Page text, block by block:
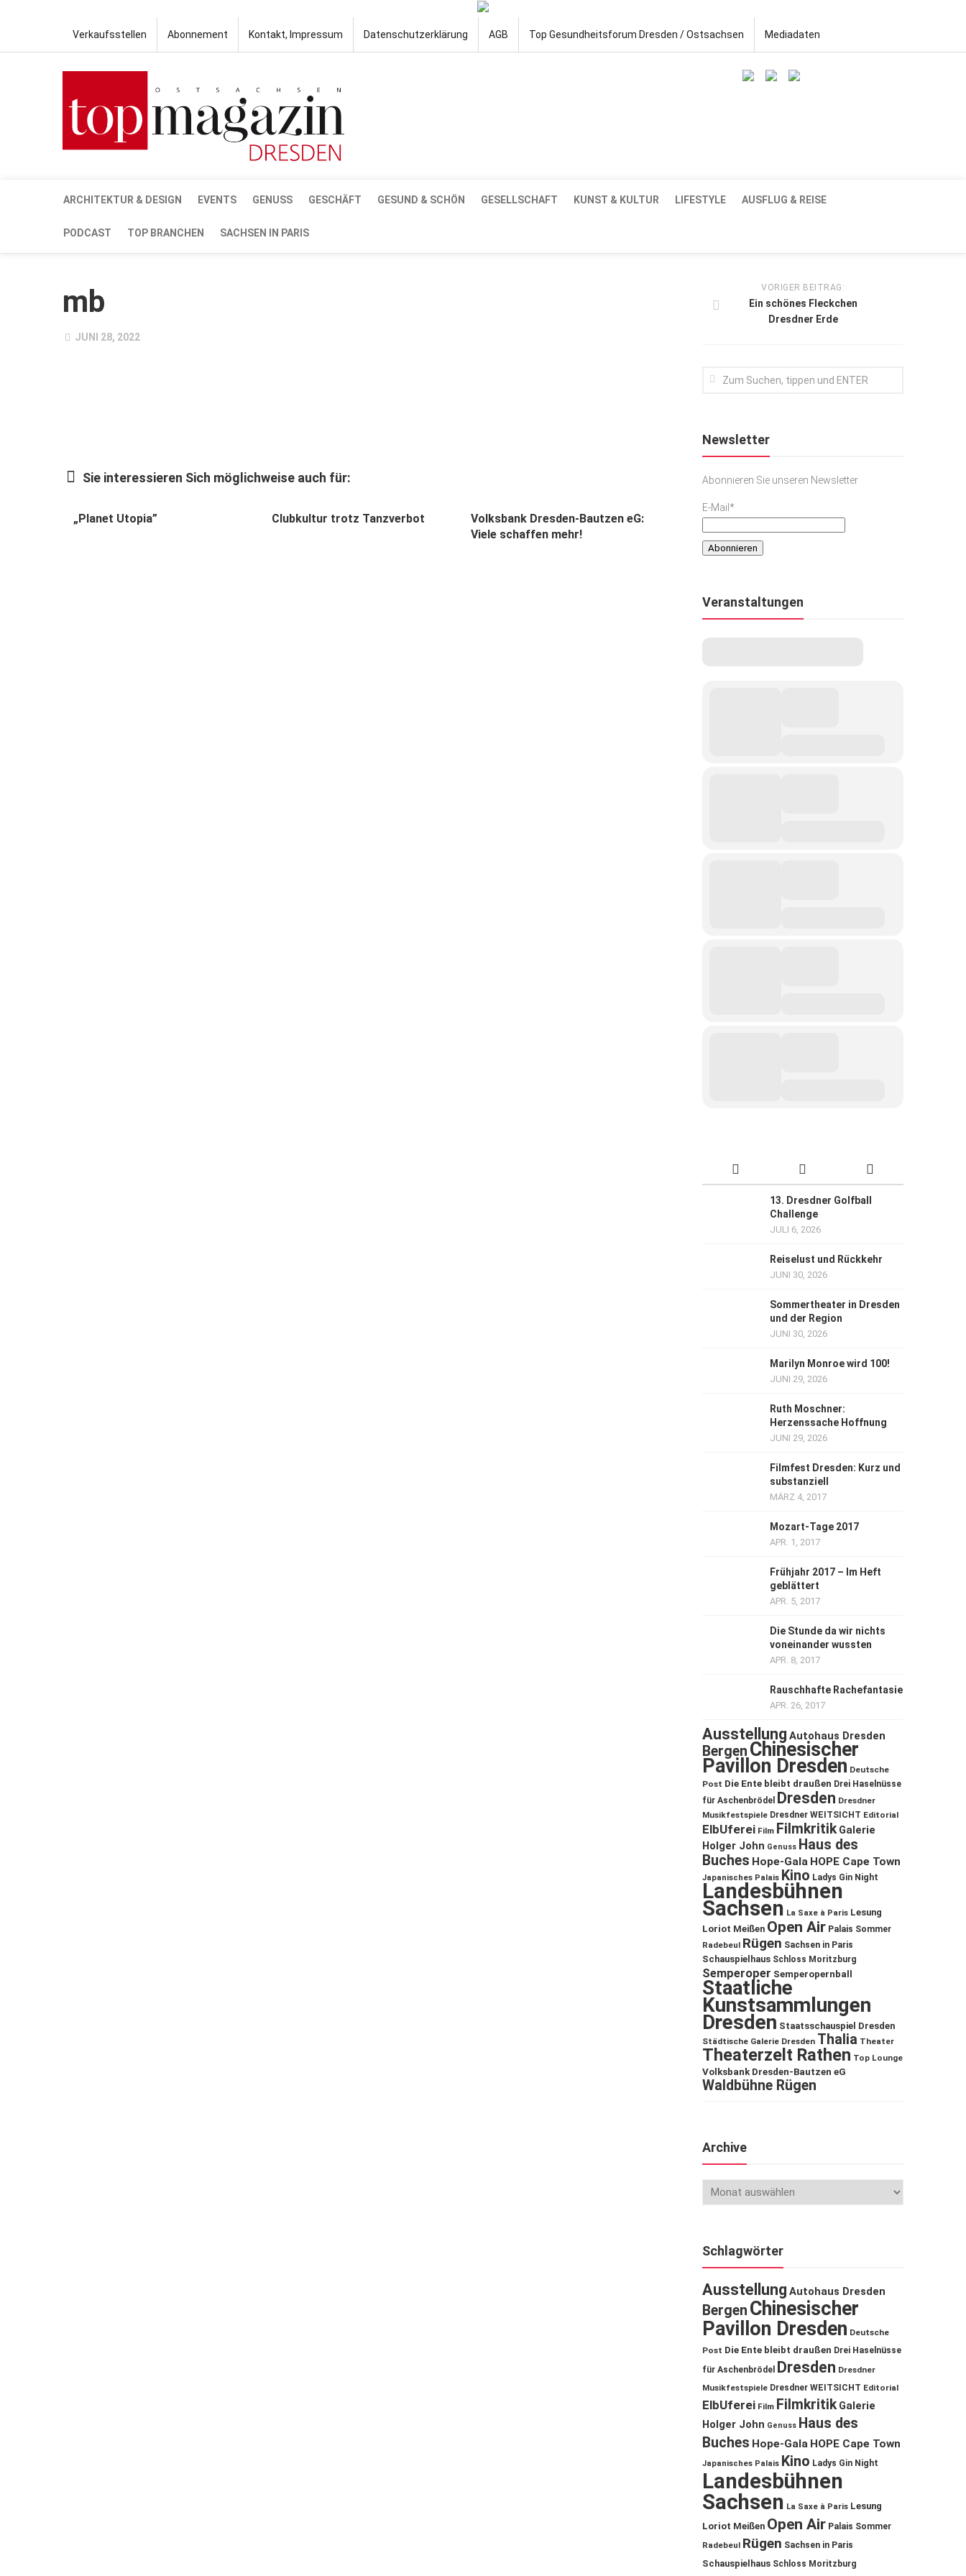
Verkaufsstellen Abonnement Kontakt, Impressum Datenschutzerklärung AGB Top Gesundheitsforum Dresden / Ostsachsen Mediadaten
ARCHITEKTUR & DESIGN EVENTS GENUSS GESCHÄFT GESUND & SCHÖN GESELLSCHAFT KUNST & KULTUR LIFESTYLE AUSFLUG & REISE
PODCAST TOP BRANCHEN SACHSEN IN PARIS
mb
JUNI 28, 2022
Sie interessieren Sich möglichweise auch für:
„Planet Utopia” Clubkultur trotz Tanzverbot
Volksbank Dresden-Bautzen eG:
Viele schaffen mehr!
VORIGER BEITRAG:
Ein schönes Fleckchen
Dresdner Erde
Newsletter
Abonnieren Sie unseren Newsletter
E-Mail*
Veranstaltungen
13. Dresdner Golfball
Challenge
JULI 6, 2026
Reiselust und Rückkehr
JUNI 30, 2026
Sommertheater in Dresden
und der Region
JUNI 30, 2026
Marilyn Monroe wird 100!
JUNI 29, 2026
Ruth Moschner:
Herzenssache Hoffnung
JUNI 29, 2026
Filmfest Dresden: Kurz und
substanziell
MÄRZ 4, 2017
Mozart-Tage 2017
APR. 1, 2017
Frühjahr 2017 – Im Heft
geblättert
APR. 5, 2017
Die Stunde da wir nichts
voneinander wussten
APR. 8, 2017
Rauschhafte Rachefantasie
APR. 26, 2017
Ausstellung Autohaus Dresden
Bergen Chinesischer
Pavillon Dresden Deutsche
Post Die Ente bleibt draußen Drei Haselnüsse
für Aschenbrödel
Dresden Dresdner
Musikfestspiele Dresdner WEITSICHT Editorial
ElbUferei Film Filmkritik Galerie
Holger John Genuss Haus des
Buches Hope-Gala HOPE Cape Town
Japanisches Palais Kino Ladys Gin Night
Landesbühnen
Sachsen La Saxe à Paris Lesung
Loriot Meißen Open Air Palais Sommer
Radebeul Rügen Sachsen in Paris
Schauspielhaus Schloss Moritzburg
Semperoper Semperopernball
Staatliche
Kunstsammlungen
Dresden Staatsschauspiel Dresden
Städtische Galerie Dresden Thalia Theater
Theaterzelt Rathen Top Lounge
Volksbank Dresden-Bautzen eG
Waldbühne Rügen
Archive
Schlagwörter
Ausstellung Autohaus Dresden
Bergen Chinesischer
Pavillon Dresden Deutsche
Post Die Ente bleibt draußen Drei Haselnüsse
für Aschenbrödel
Dresden Dresdner
Musikfestspiele Dresdner WEITSICHT Editorial
ElbUferei Film Filmkritik Galerie
Holger John Genuss Haus des
Buches Hope-Gala HOPE Cape Town
Japanisches Palais Kino Ladys Gin Night
Landesbühnen
Sachsen La Saxe à Paris Lesung
Loriot Meißen Open Air Palais Sommer
Radebeul Rügen Sachsen in Paris
Schauspielhaus Schloss Moritzburg